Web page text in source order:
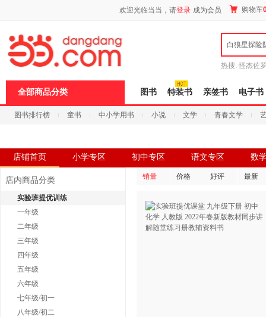
欢迎光临当当，请登录 成为会员 购物车
白狼星探险
热搜: 怪杰佐
全部商品分类 图书 特装书 亲签书 电子书
图书排行榜 童书 中小学用书 小说 文学 青春文学
店铺首页 小学专区 初中专区 语文专区 数
店内商品分类
实验班提优训练
一年级
二年级
三年级
四年级
五年级
六年级
七年级/初一
八年级/初二
销量 价格 好评 最新
页
浪
键
打